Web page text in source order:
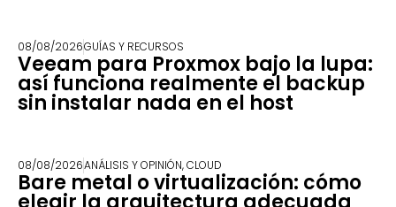
08/08/2026GUÍAS Y RECURSOS
Veeam para Proxmox bajo la lupa:
así funciona realmente el backup
sin instalar nada en el host
08/08/2026ANÁLISIS Y OPINIÓN,CLOUD
Bare metal o virtualización: cómo